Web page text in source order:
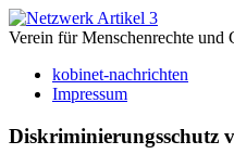
Verein für Menschenrechte und
kobinet-nachrichten
Impressum
Diskriminierungsschutz